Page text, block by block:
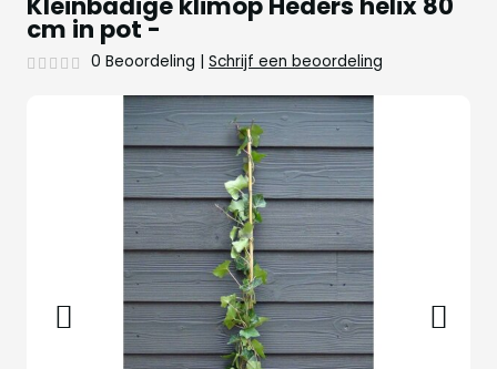
cm in pot -
0 Beoordeling | Schrijf een beoordeling